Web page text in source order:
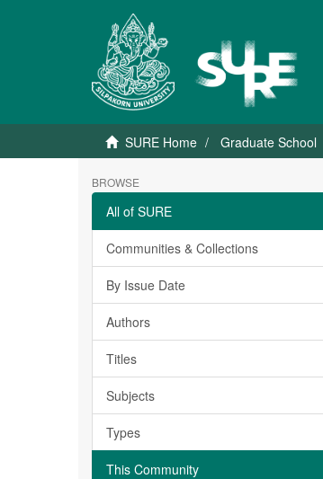
SURE Home Graduate School
BROWSE
All of SURE
Communities & Collections
By Issue Date
Authors
Titles
Subjects
Types
This Community